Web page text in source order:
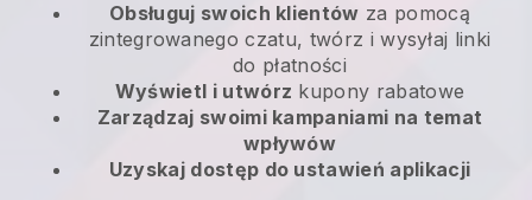
Obsługuj swoich klientów za pomocą
zintegrowanego czatu, twórz i wysyłaj linki
do płatności
Wyświetl i utwórz kupony rabatowe
Zarządzaj swoimi kampaniami na temat
wpływów
Uzyskaj dostęp do ustawień aplikacji